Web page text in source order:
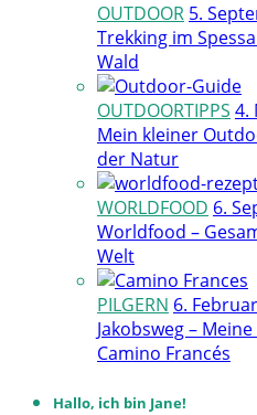
OUTDOOR 5.
Trekking im
Wald
OUTDOORTIPPS 4.
Mein kleiner
der Natur
WORLDFOOD 6.
Worldfood –
Welt
PILGERN 6.
Jakobsweg –
Camino Francés
Hallo, ich bin Jane!